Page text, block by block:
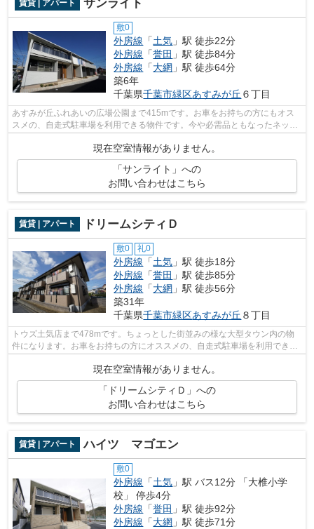
賃貸 | アパート サンライト
敷0
外房線 「土気 」駅 徒歩22分
外房線 「誉田 」駅 徒歩84分
外房線 「大網 」駅 徒歩64分
築6年
千葉県千葉市緑区あすみが丘 ６丁目
あすみが丘ふれあいの広場公園まで415mです。お車をお持ちの方にもオス
スメの、自走式駐車場を利用できる物件です。今や必需品ともなったネッ
現在空室情報がありません。
「サンライト」への
お問い合わせはこちら
賃貸 | アパート ドリームシティＤ
敷0 礼0
外房線 「土気 」駅 徒歩18分
外房線 「誉田 」駅 徒歩85分
外房線 「大網 」駅 徒歩56分
築31年
千葉県千葉市緑区あすみが丘 ８丁目
トウズ土気店まで478mです。ちょっとした街並みの様な大型タウン内の物
件になります。お車をお持ちの方にオススメの、自走式駐車場を利用できる
物件です。千葉市緑区エリアの賃貸情報...
現在空室情報がありません。
「ドリームシティＤ」への
お問い合わせはこちら
賃貸 | アパート ハイツ マゴエン
敷0
外房線 「土気 」駅 バス12分 「大椎小学
校」 停歩4分
外房線 「誉田 」駅 徒歩92分
外房線 「大網 」駅 徒歩71分